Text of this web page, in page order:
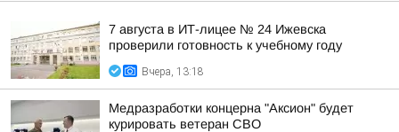
7 августа в ИТ-лицее № 24 Ижевска
проверили готовность к учебному году
Вчера, 13:18
Медразработки концерна "Аксион" будет
курировать ветеран СВО